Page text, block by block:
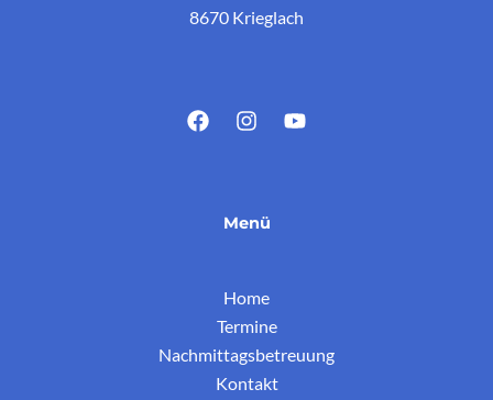
8670 Krieglach
Menü
Home
Termine
Nachmittagsbetreuung
Kontakt